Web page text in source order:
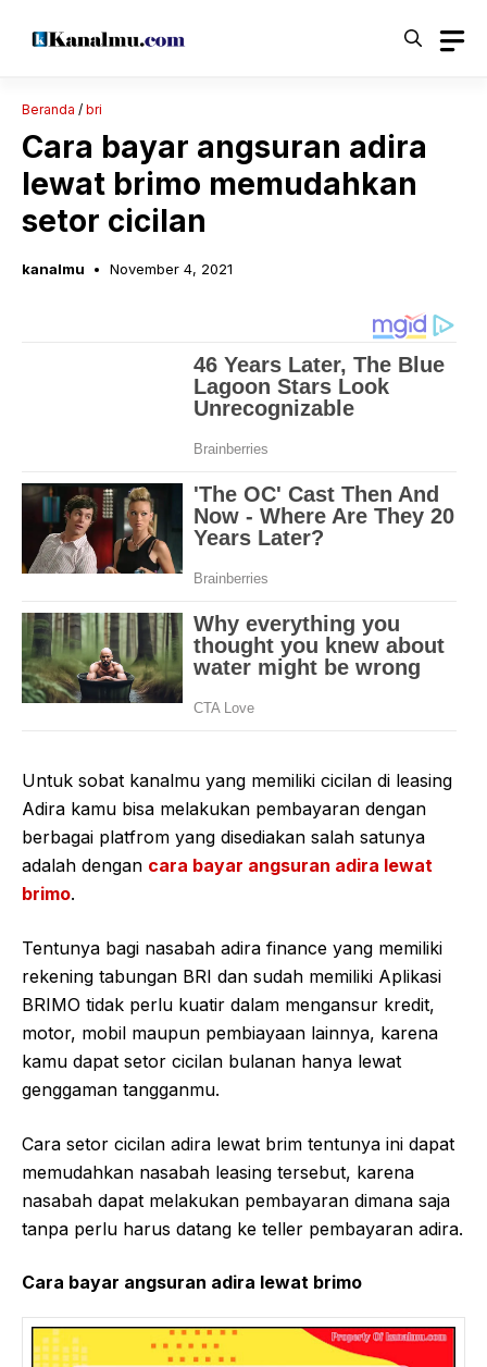
Beranda / bri
Cara bayar angsuran adira
lewat brimo memudahkan
setor cicilan
kanalmu November 4, 2021
Untuk sobat kanalmu yang memiliki cicilan di leasing
Adira kamu bisa melakukan pembayaran dengan
berbagai platfrom yang disediakan salah satunya
adalah dengan cara bayar angsuran adira lewat
brimo.
Tentunya bagi nasabah adira finance yang memiliki
rekening tabungan BRI dan sudah memiliki Aplikasi
BRIMO tidak perlu kuatir dalam mengansur kredit,
motor, mobil maupun pembiayaan lainnya, karena
kamu dapat setor cicilan bulanan hanya lewat
genggaman tangganmu.
Cara setor cicilan adira lewat brim tentunya ini dapat
memudahkan nasabah leasing tersebut, karena
nasabah dapat melakukan pembayaran dimana saja
tanpa perlu harus datang ke teller pembayaran adira.
Cara bayar angsuran adira lewat brimo